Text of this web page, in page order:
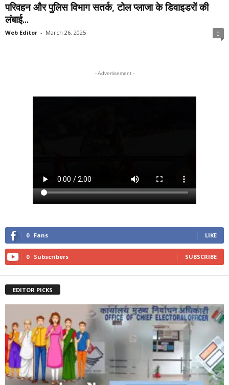
परिवहन और पुलिस विभाग सतर्क, टोल प्लाजा के डिवाइडरों की
लंबाई...
Web Editor - March 26, 2025 0
- Advertisement -
0 Fans LIKE
0 Subscribers SUBSCRIBE
EDITOR PICKS